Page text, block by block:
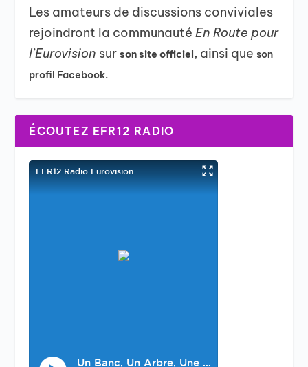
Les amateurs de discussions conviviales
rejoindront la communautéEn Route pour
l’Eurovision surson site officiel, ainsi queson
profil Facebook.
ÉCOUTEZ EFR12 RADIO